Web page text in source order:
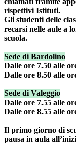
rispettivi Istituti.
Gli studenti delle
recarsi nelle aule a
scuola.
Sede di Bardolino
Dalle ore 7.50 alle
Dalle ore 8.50 alle
Sede di Valeggio
Dalle ore 7.55 alle
Dalle ore 8.55 alle
Il primo giorno di
pausa in aula